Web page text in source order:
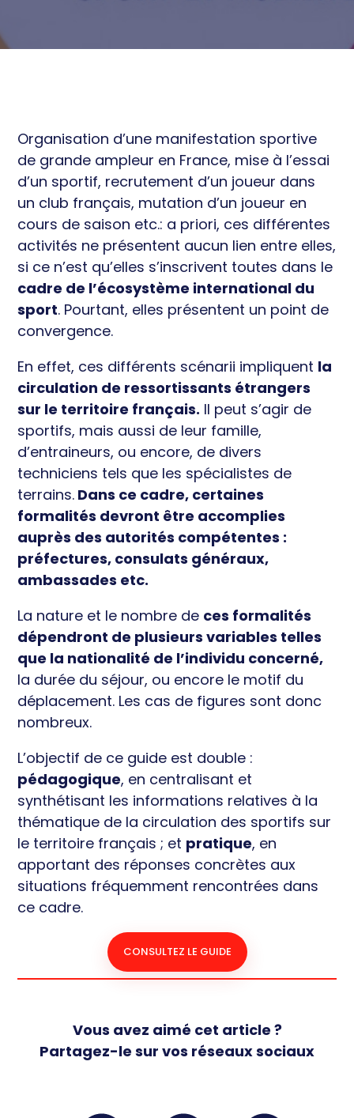
Sport de Haut niveau et
Développement économique
Actualités
Organisation d’une manifestation sportive
de grande ampleur en France, mise à l’essai
d’un sportif, recrutement d’un joueur dans
un club français, mutation d’un joueur en
cours de saison etc.: a priori, ces différentes
activités ne présentent aucun lien entre elles,
si ce n’est qu’elles s’inscrivent toutes dans le
cadre de l’écosystème international du
sport. Pourtant, elles présentent un point de
convergence.
En effet, ces différents scénarii impliquent la
circulation de ressortissants étrangers
sur le territoire français. Il peut s’agir de
sportifs, mais aussi de leur famille,
d’entraineurs, ou encore, de divers
techniciens tels que les spécialistes de
terrains. Dans ce cadre, certaines
formalités devront être accomplies
auprès des autorités compétentes :
préfectures, consulats généraux,
ambassades etc.
La nature et le nombre de ces formalités
dépendront de plusieurs variables telles
que la nationalité de l’individu concerné,
la durée du séjour, ou encore le motif du
déplacement. Les cas de figures sont donc
nombreux.
L’objectif de ce guide est double :
pédagogique, en centralisant et
synthétisant les informations relatives à la
thématique de la circulation des sportifs sur
le territoire français ; et pratique, en
apportant des réponses concrètes aux
situations fréquemment rencontrées dans
ce cadre.
CONSULTEZ LE GUIDE
Vous avez aimé cet article ?
Partagez-le sur vos réseaux sociaux